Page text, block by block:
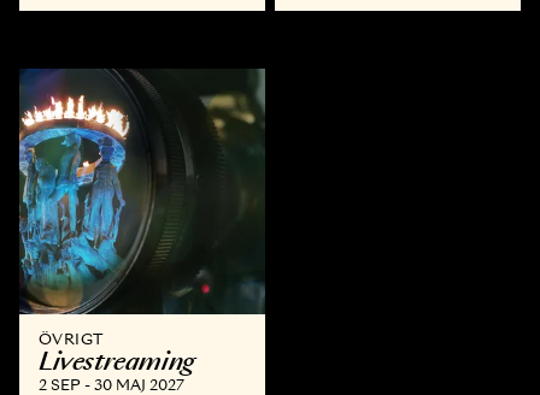
ÖVRIGT
Livestreaming
2 SEP - 30 MAJ 2027